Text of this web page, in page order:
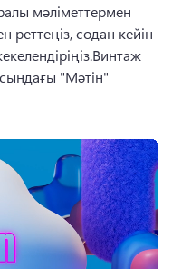
мәліметтермен
содан кейін
"Мәтін"